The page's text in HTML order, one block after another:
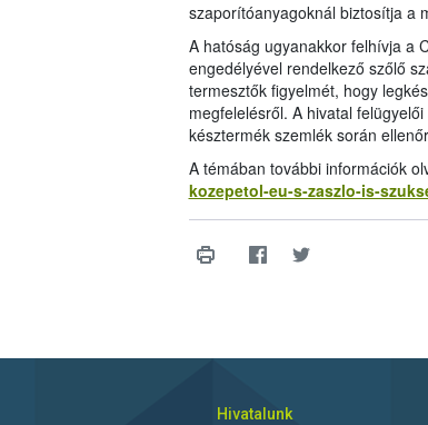
szaporítóanyagoknál biztosítja a
A hatóság ugyanakkor felhívja a
engedélyével rendelkező szőlő
termesztők figyelmét, hogy
megfelelésről. A hivatal
késztermék szemlék során
A témában további információk
kozepetol-eu-s-zaszlo-is-
Hivatalunk